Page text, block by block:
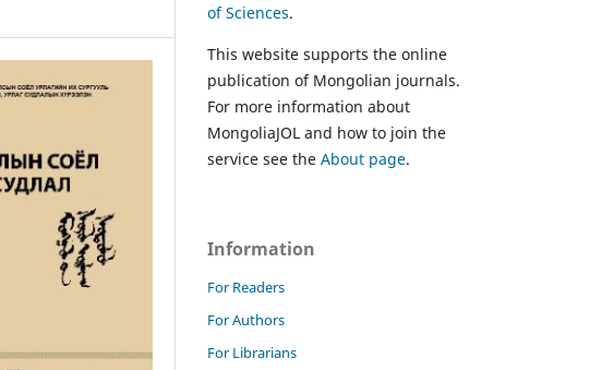
of Sciences.
This website supports the online
publication of Mongolian journals.
For more information about
MongoliaJOL and how to join the
service see the About page.
Information
For Readers
For Authors
For Librarians